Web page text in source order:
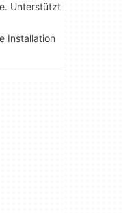
Unterstützt
Installation